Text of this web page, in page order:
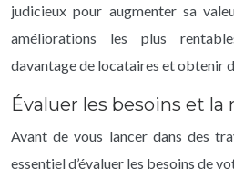
judicieux pour augmenter sa
améliorations les plus
davantage de locataires et obtenir
Évaluer les besoins et
Avant de vous lancer dans des
essentiel d’évaluer les besoins de